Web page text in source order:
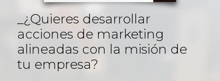
¿Quieres desarrollar
acciones de marketing
alineadas con la misión de
tu empresa?